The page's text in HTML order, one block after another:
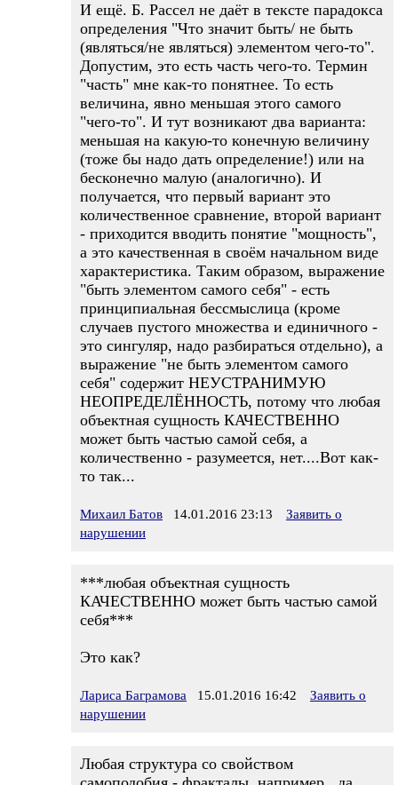
И ещё. Б. Рассел не даёт в тексте парадокса
определения "Что значит быть/ не быть
(являться/не являться) элементом чего-то".
Допустим, это есть часть чего-то. Термин
"часть" мне как-то понятнее. То есть
величина, явно меньшая этого самого
"чего-то". И тут возникают два варианта:
меньшая на какую-то конечную величину
(тоже бы надо дать определение!) или на
бесконечно малую (аналогично). И
получается, что первый вариант это
количественное сравнение, второй вариант
- приходится вводить понятие "мощность",
а это качественная в своём начальном виде
характеристика. Таким образом, выражение
"быть элементом самого себя" - есть
принципиальная бессмыслица (кроме
случаев пустого множества и единичного -
это сингуляр, надо разбираться отдельно), а
выражение "не быть элементом самого
себя" содержит НЕУСТРАНИМУЮ
НЕОПРЕДЕЛЁННОСТЬ, потому что любая
объектная сущность КАЧЕСТВЕННО
может быть частью самой себя, а
количественно - разумеется, нет....Вот как-
то так...
Михаил Батов 14.01.2016 23:13
Заявить о
нарушении
***любая объектная сущность
КАЧЕСТВЕННО может быть частью самой
себя***
Это как?
Лариса Баграмова 15.01.2016 16:42
Заявить о
нарушении
Любая структура со свойством